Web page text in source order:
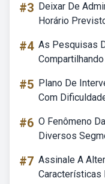
#3 Deixar De
Horário
#4 As Pesquisas
#5 Plano De
Com
#6 O Fenômeno
Diversos
#7 Assinale A